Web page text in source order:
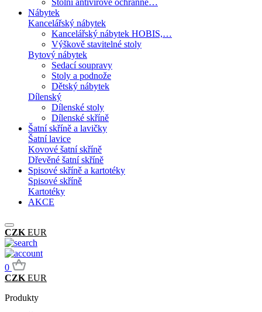
Stolní antivirové ochranné…
Nábytek
Kancelářský nábytek
Kancelářský nábytek HOBIS,…
Výškově stavitelné stoly
Bytový nábytek
Sedací soupravy
Stoly a podnože
Dětský nábytek
Dílenský
Dílenské stoly
Dílenské skříně
Šatní skříně a lavičky
Šatní lavice
Kovové šatní skříně
Dřevěné šatní skříně
Spisové skříně a kartotéky
Spisové skříně
Kartotéky
AKCE
CZK EUR
0
CZK EUR
Produkty